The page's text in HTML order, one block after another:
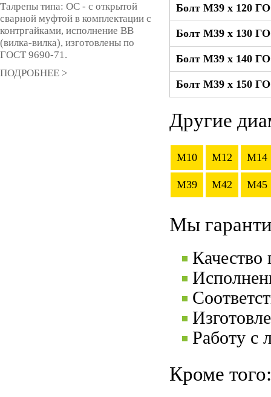
Болт М39 x 120
Болт М39 x 130
Болт М39 x 140
Болт М39 x 150
Другие
M10 M12 M14
M39 M42 M45
Мы
Качество
Работу с
Кроме того:
Талрепы типа: ОС - с открытой
сварной муфтой в комплектации с
контргайками, исполнение ВВ
(вилка-вилка), изготовлены по
ГОСТ 9690-71.
ПОДРОБНЕЕ >